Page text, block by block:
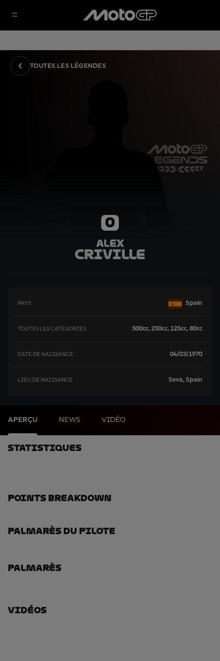
TOUTES LES LÉGENDES
0
Alex
Criville
PAYS Spain
TOUTES LES CATÉGORIES 500cc, 250cc, 125cc, 80cc
DATE DE NAISSANCE 04/03/1970
LIEU DE NAISSANCE Seva, Spain
APERÇU NEWS VIDÉO
Statistiques
Points Breakdown
Palmarès Du Pilote
Palmarès
Vidéos